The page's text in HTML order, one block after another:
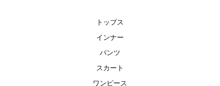
トップス
インナー
パンツ
スカート
ワンピース